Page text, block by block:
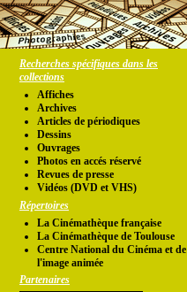
Recherches spécifiques dans les
collections
Affiches
Archives
Articles de périodiques
Dessins
Ouvrages
Photos en accés réservé
Revues de presse
Vidéos (DVD et VHS)
Répertoires
La Cinémathèque française
La Cinémathèque de Toulouse
Centre National du Cinéma et de
l'image animée
Partenaires